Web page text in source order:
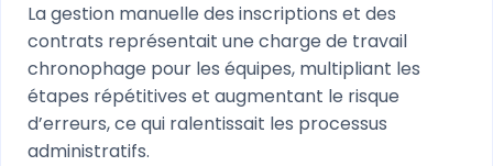
La gestion manuelle des inscriptions et des
contrats représentait une charge de travail
chronophage pour les équipes, multipliant les
étapes répétitives et augmentant le risque
d’erreurs, ce qui ralentissait les processus
administratifs.